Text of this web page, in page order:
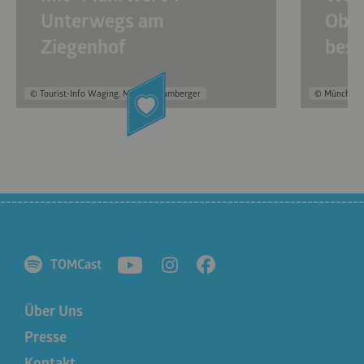
© Tourist-Info Waging, Michael Namberger © München
TOMCast
Über Uns
Presse